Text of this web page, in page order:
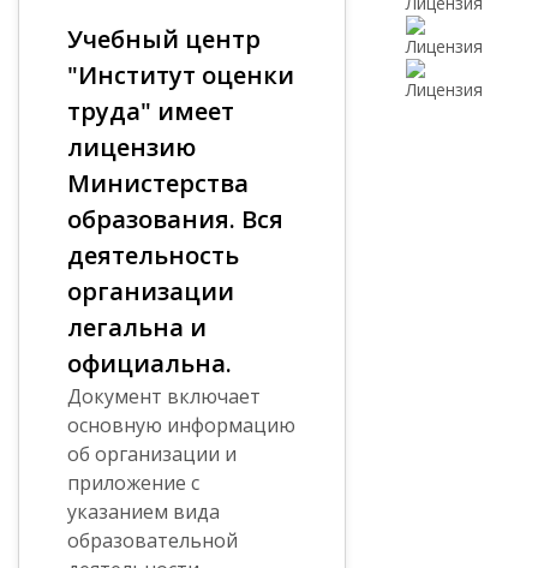
Учебный центр
"Институт оценки
труда" имеет
лицензию
Министерства
образования. Вся
деятельность
организации
легальна и
официальна.
Документ включает
основную информацию
об организации и
приложение с
указанием вида
образовательной